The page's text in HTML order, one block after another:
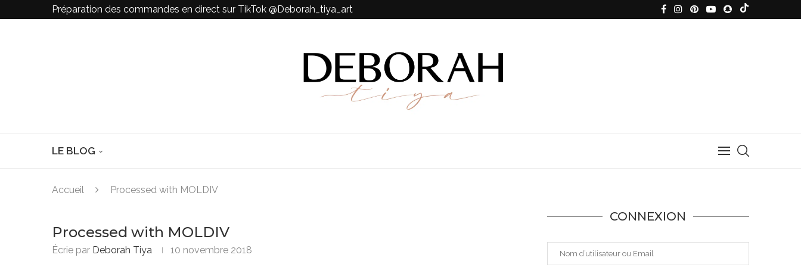
Préparation des commandes en direct sur TikTok @Deborah_tiya_art
LE BLOG
Accueil Processed with MOLDIV
Processed with MOLDIV
Écrie par Deborah Tiya 10 novembre 2018
CONNEXION